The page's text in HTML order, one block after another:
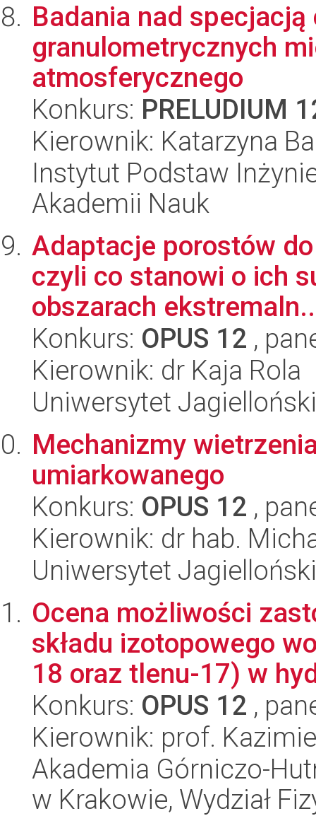
Badania nad
granulometrycznych
atmosferycznego
Konkurs: PRELUDIUM
Kierownik: Katarzyna
Instytut Podstaw
Akademii Nauk
Adaptacje porostów
czyli co stanowi o ich
obszarach
Konkurs: OPUS 12 ,
Kierownik: dr Kaja Rola
Uniwersytet
Mechanizmy
umiarkowanego
Konkurs: OPUS 12 ,
Kierownik: dr hab.
Uniwersytet
Ocena możliwości
składu izotopowego
18 oraz tlenu-17) w
Konkurs: OPUS 12 ,
Kierownik: prof.
Akademia Górniczo-
w Krakowie, Wydział